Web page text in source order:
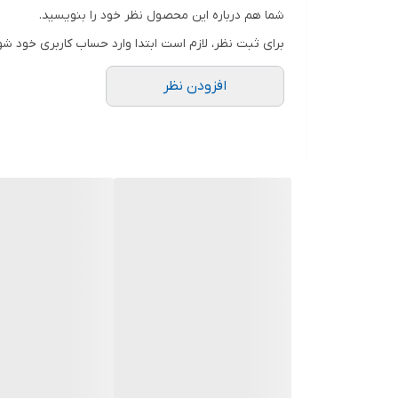
شما هم درباره این محصول نظر خود را بنویسید.
برای ثبت نظر، لازم است ابتدا وارد حساب کاربری خود
افزودن نظر